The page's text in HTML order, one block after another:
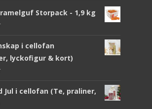
Storpack - 1,9 kg
i cellofan
lyckofigur & kort)
Jul i cellofan (Te, praliner,